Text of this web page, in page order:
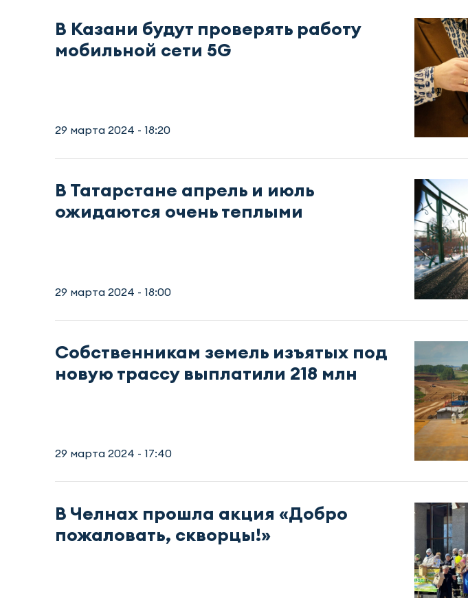
В Казани будут проверять работу
мобильной сети 5G
29 марта 2024 - 18:20
В Татарстане апрель и июль
ожидаются очень теплыми
29 марта 2024 - 18:00
Собственникам земель изъятых под
новую трассу выплатили 218 млн
29 марта 2024 - 17:40
В Челнах прошла акция «Добро
пожаловать, скворцы!»